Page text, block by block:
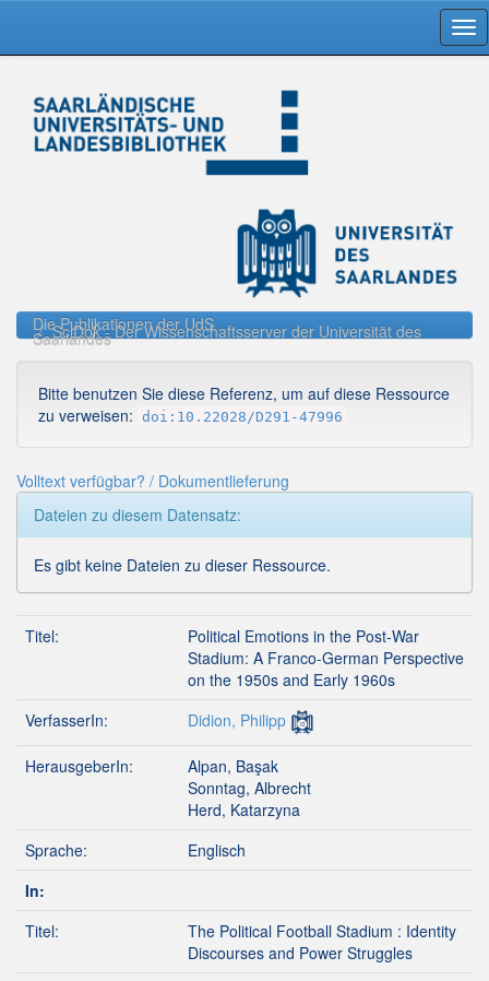
navigation
Die Publikationen der UdS
SciDok - Der Wissenschaftsserver der Universität des
Saarlandes
Bitte benutzen Sie diese Referenz, um auf diese Ressource
zu verweisen: doi:10.22028/D291-47996
Volltext verfügbar? / Dokumentlieferung
Dateien zu diesem Datensatz:
Es gibt keine Dateien zu dieser Ressource.
Titel:
Political Emotions in the Post-War
Stadium: A Franco-German Perspective
on the 1950s and Early 1960s
VerfasserIn:
Didion, Philipp
HerausgeberIn:
Alpan, Başak
Sonntag, Albrecht
Herd, Katarzyna
Sprache:
Englisch
In:
Titel:
The Political Football Stadium : Identity
Discourses and Power Struggles